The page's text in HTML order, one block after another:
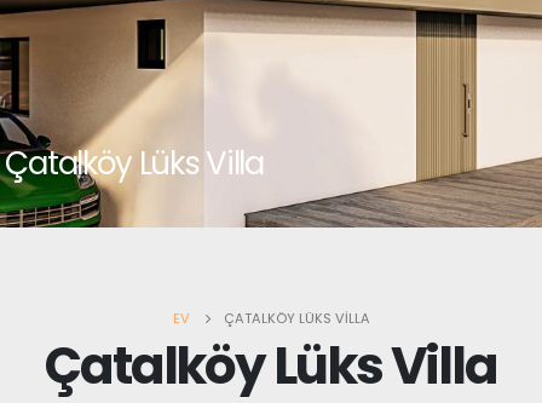
Çatalköy Lüks Villa
EV ÇATALKÖY LÜKS VILLA
Çatalköy Lüks Villa